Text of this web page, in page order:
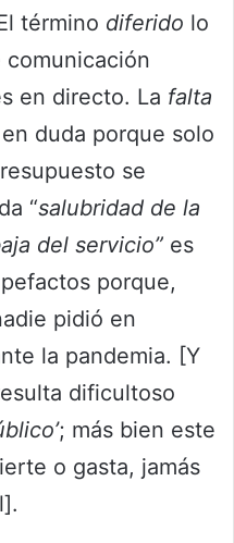
término diferido lo
comunicación
en directo. La falta
duda porque solo
se
“salubridad de la
del servicio” es
porque,
pidió en
la pandemia. [Y
dificultoso
; más bien este
o gasta, jamás